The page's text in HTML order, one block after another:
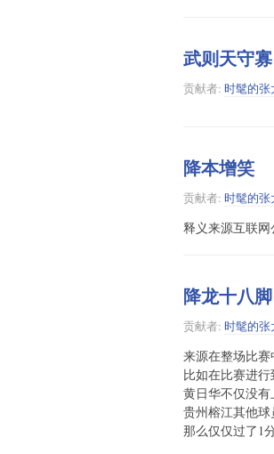
武则天守寡
贡献者: 时髦的张
降本增笑
贡献者: 时髦的张
释义来源互联网
降龙十八脚
贡献者: 时髦的张
来源在整场比
比如在比赛进
黄日华不仅没
贵州榕江其他球
那么仅仅过了1